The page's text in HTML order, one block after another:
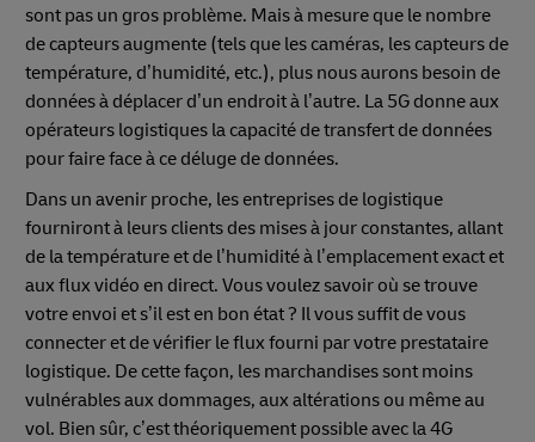
sont pas un gros problème. Mais à mesure que le nombre
de capteurs augmente (tels que les caméras, les capteurs de
température, d’humidité, etc.), plus nous aurons besoin de
données à déplacer d’un endroit à l’autre. La 5G donne aux
opérateurs logistiques la capacité de transfert de données
pour faire face à ce déluge de données.
Dans un avenir proche, les entreprises de logistique
fourniront à leurs clients des mises à jour constantes, allant
de la température et de l’humidité à l’emplacement exact et
aux flux vidéo en direct. Vous voulez savoir où se trouve
votre envoi et s’il est en bon état ? Il vous suffit de vous
connecter et de vérifier le flux fourni par votre prestataire
logistique. De cette façon, les marchandises sont moins
vulnérables aux dommages, aux altérations ou même au
vol. Bien sûr, c’est théoriquement possible avec la 4G